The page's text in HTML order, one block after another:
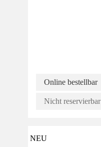
Online bestellbar
Nicht reservierbar
NEU